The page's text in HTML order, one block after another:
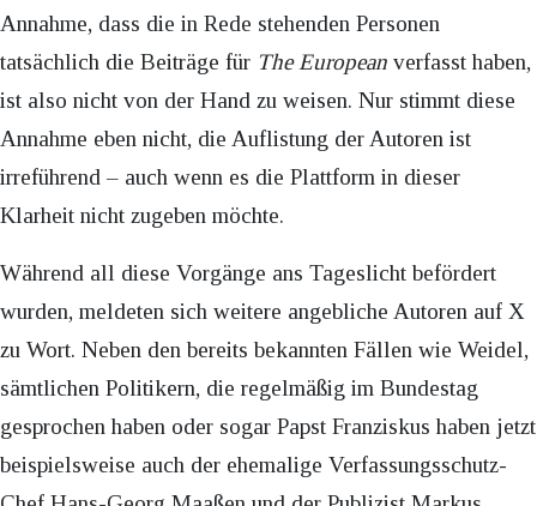
Annahme, dass die in Rede stehenden Personen
tatsächlich die Beiträge für The European verfasst haben,
ist also nicht von der Hand zu weisen. Nur stimmt diese
Annahme eben nicht, die Auflistung der Autoren ist
irreführend – auch wenn es die Plattform in dieser
Klarheit nicht zugeben möchte.
Während all diese Vorgänge ans Tageslicht befördert
wurden, meldeten sich weitere angebliche Autoren auf X
zu Wort. Neben den bereits bekannten Fällen wie Weidel,
sämtlichen Politikern, die regelmäßig im Bundestag
gesprochen haben oder sogar Papst Franziskus haben jetzt
beispielsweise auch der ehemalige Verfassungsschutz-